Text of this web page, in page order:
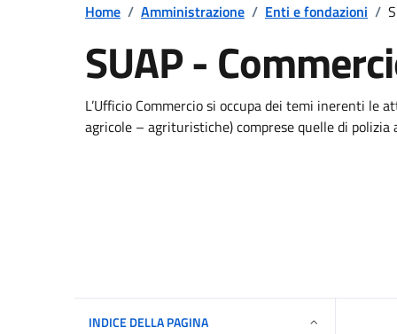
Home / Amministrazione / Enti e fondazioni /
SUAP -
L’Ufficio Commercio si occupa dei temi inerenti le
agricole – agrituristiche) comprese quelle di
INDICE DELLA PAGINA